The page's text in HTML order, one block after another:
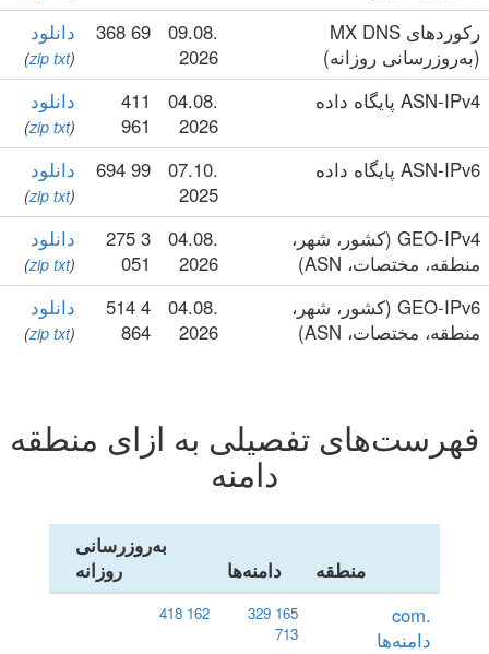
رکوردهای MX DNS
(به‌روزرسانی روزانه)
09.08.
2026
69 368 دانلود
(
zip txt
)
ASN-IPv4 پایگاه داده
04.08.
2026
411
961
دانلود
(
zip txt
)
ASN-IPv6 پایگاه داده
07.10.
2025
99 694 دانلود
(
zip txt
)
GEO-IPv4 (کشور، شهر،
منطقه، مختصات، ASN)
04.08.
2026
3 275
051
دانلود
(
zip txt
)
GEO-IPv6 (کشور، شهر،
منطقه، مختصات، ASN)
04.08.
2026
4 514
864
دانلود
(
zip txt
)
فهرست‌های تفصیلی به ازای منطقه
دامنه
منطقه دامنه‌ها
به‌روزرسانی
روزانه
.com
دامنه‌ها
165 329
713
162 418